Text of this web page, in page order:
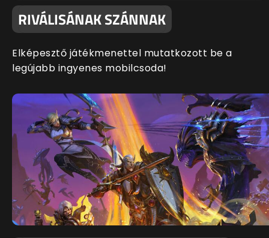
RIVÁLISÁNAK SZÁNNAK
Elképesztő játékmenettel mutatkozott be a
legújabb ingyenes mobilcsoda!